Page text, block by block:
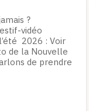
?
vidéo
2026 : Voir
de la Nouvelle
de prendre